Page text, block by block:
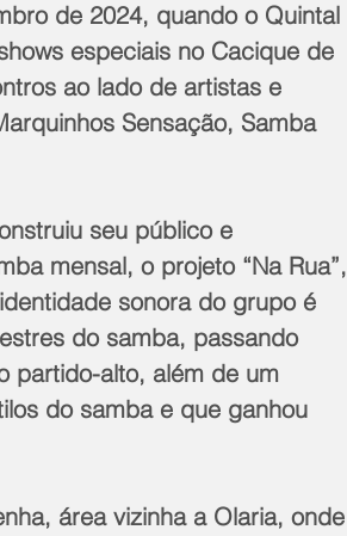
de 2024, quando o Quintal
especiais no Cacique de
ao lado de artistas e
Sensação, Samba
seu público e
mensal, o projeto “Na Rua”,
sonora do grupo é
do samba, passando
partido-alto, além de um
do samba e que ganhou
área vizinha a Olaria, onde